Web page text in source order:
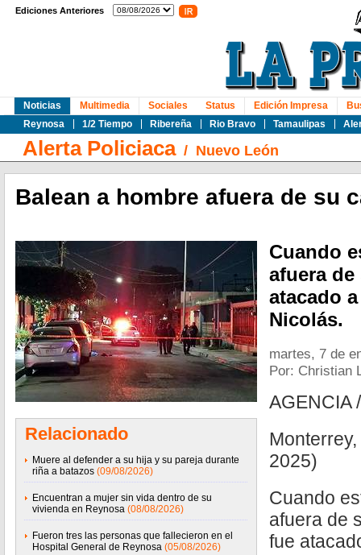
Ediciones Anteriores
Noticias
Reynosa
1/2 Tiempo Ribereña Rio Bravo Tamaulipas
Multimedia Sociales Status Edición Impresa
Alerta Policiaca/ Nuevo León
Balean a hombre afuera de su
Relacionado
Muere al defender a su hija y su pareja durante
riña a batazos (09/08/2026)
Encuentran a mujer sin vida dentro de su
vivienda en Reynosa (08/08/2026)
Fueron tres las personas que fallecieron en el
Hospital General de Reynosa (05/08/2026)
Cuando
afuera
atacado
Nicolás.
martes, 7 de
Por: Christian
AGENCIA
2025)
Cuando
afuera de
fue